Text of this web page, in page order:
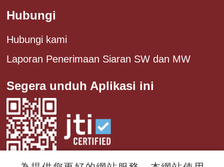
Hubungi
Hubungi kami
Laporan Penerimaan Siaran SW dan MW
Segera unduh Aplikasi ini